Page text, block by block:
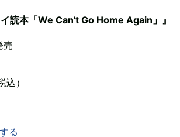
イ読本「We Can't Go Home Again」』
売
）